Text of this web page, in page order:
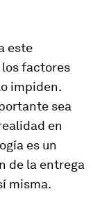
este
factores
impiden.
sea
en
es un
de la entrega
misma.